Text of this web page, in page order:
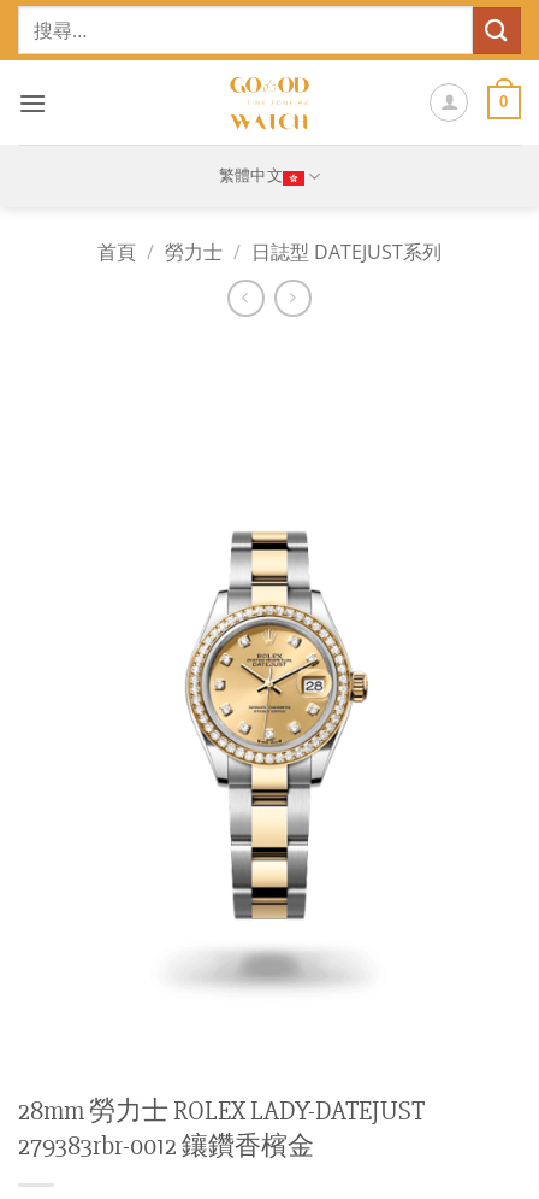
Skip
鍵
0
繁體中文
首頁 / 勞力士 / 日誌型 DATEJUST系列
28mm 勞力士 ROLEX LADY-DATEJUST
279383rbr-0012 鑲鑽香檳金